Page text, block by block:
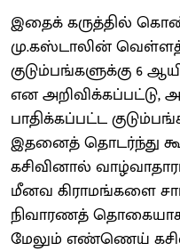
இதைக் கருத்தில்
மு.கஸ்டாலின்
குடும்பங்களுக்கு 6
என
பாதிக்கப்பட்ட
இதனைத் தொடர்ந்து
கசிவினால்
மீனவ கிராமங்களை
நிவாரணத் தொகையாக
மேலும் எண்ணெய்